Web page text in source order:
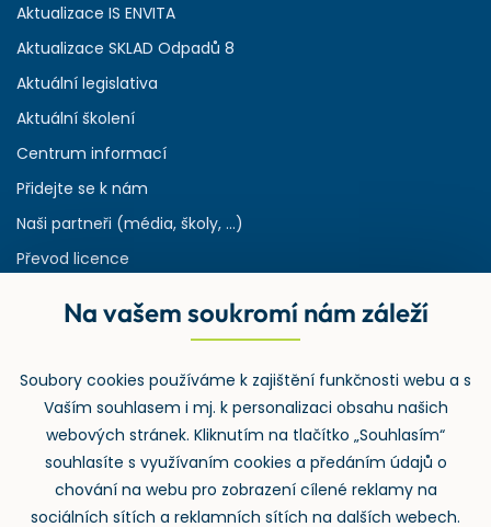
Aktualizace IS ENVITA
Aktualizace SKLAD Odpadů 8
Aktuální legislativa
Aktuální školení
Centrum informací
Přidejte se k nám
Naši partneři (média, školy, ...)
Převod licence
Rejstřík používaných zkratek v odpadech
Zpětný odběr
Na vašem soukromí nám záleží
Soubory cookies používáme k zajištění funkčnosti webu a s
Vaším souhlasem i mj. k personalizaci obsahu našich
webových stránek. Kliknutím na tlačítko „Souhlasím“
souhlasíte s využívaním cookies a předáním údajů o
chování na webu pro zobrazení cílené reklamy na
sociálních sítích a reklamních sítích na dalších webech.